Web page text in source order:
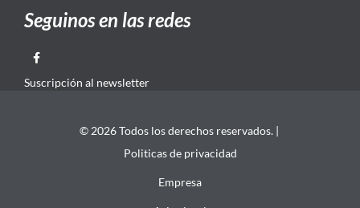
Seguinos en las redes
Suscripción al newsletter
© 2026 Todos los derechos reservados. |
Politicas de privacidad
Empresa